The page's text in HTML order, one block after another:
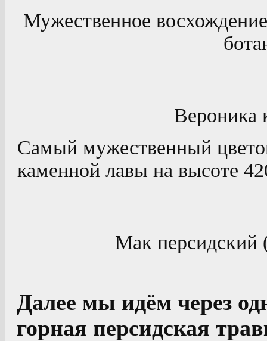
Мужественное
Вероника
Самый мужественный
каменной лавы на высоте
Мак персидский
Далее мы идём через
горная персидская